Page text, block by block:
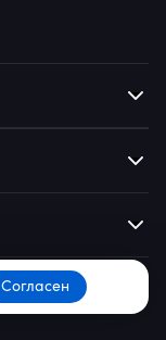
Согласен